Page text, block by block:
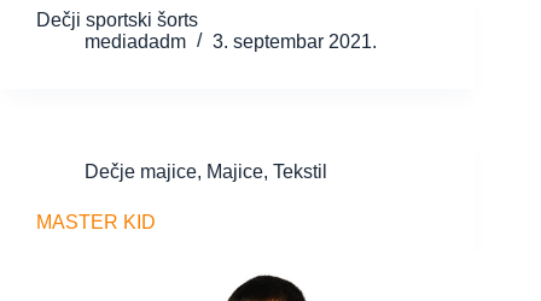
Dečji sportski šorts
mediadadm
3. septembar 2021.
Dečje majice, Majice, Tekstil
MASTER KID